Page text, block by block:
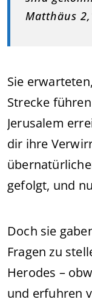
Matthäus
Sie
Strecke
Jerusalem
dir ihre
gefolgt, und
Doch sie
Fragen zu
Herodes –
und erfuhren